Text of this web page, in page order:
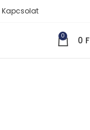
Kapcsolat
0 0